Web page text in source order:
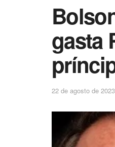
gasta
22 de agosto de 2023